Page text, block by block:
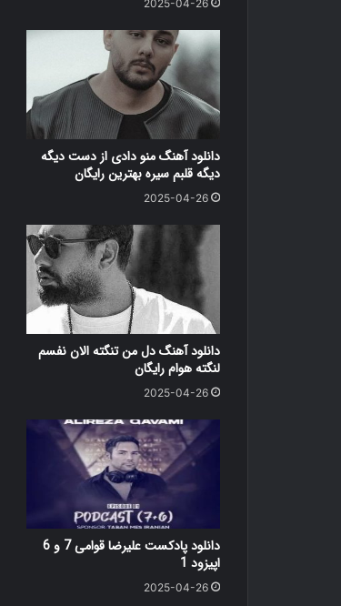
2025-04-26
دانلود آهنگ منو دادی از دست دیگه
دیگه قلبم سیره بهترین رایگان
2025-04-26
دانلود آهنگ دل من تنگته الان نفسم
لنگته هوام رایگان
2025-04-26
دانلود پادکست علیرضا قوامی 7 و 6
اپیزود 1
2025-04-26